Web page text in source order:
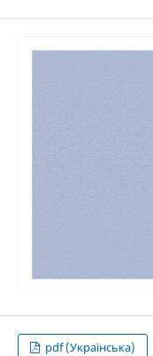
pdf (Українська)